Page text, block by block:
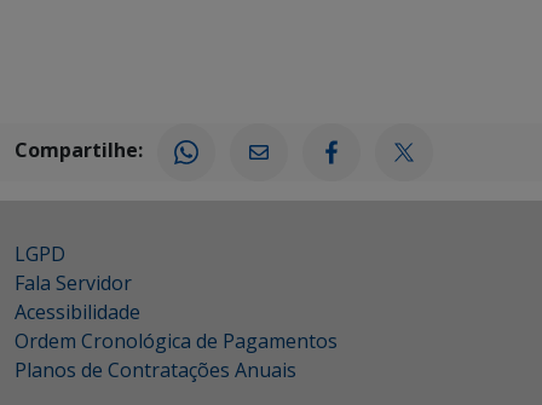
Compartilhe:
LGPD
Fala Servidor
Acessibilidade
Ordem Cronológica de Pagamentos
Planos de Contratações Anuais